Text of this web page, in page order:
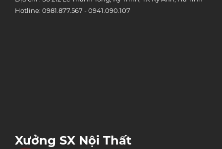
Hotline: 0981.877.567 - 0941.090.107
Xưởng SX Nội Thất